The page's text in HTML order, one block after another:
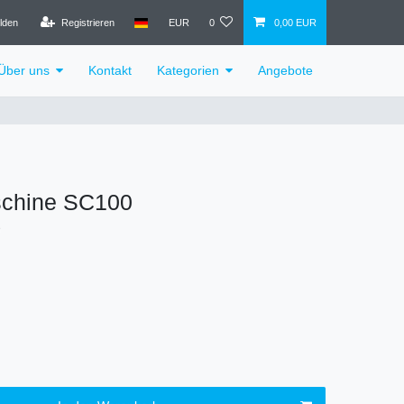
Registrieren EUR 0 0,00 EUR
uns Kontakt Kategorien Angebote
SC100